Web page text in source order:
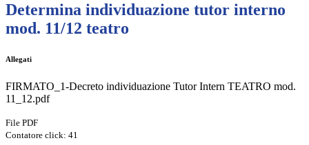
Determina individuazione tutor interno
mod. 11/12 teatro
Allegati
FIRMATO_1-Decreto individuazione Tutor Intern TEATRO mod.
11_12.pdf
File PDF
Contatore click: 41